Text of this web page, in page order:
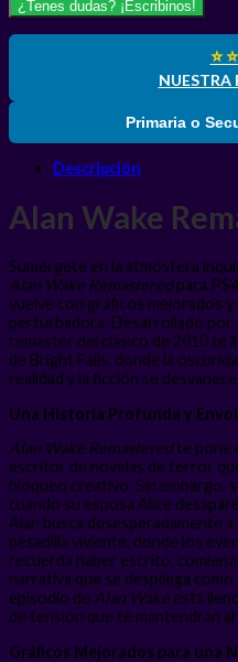
PS4
cantidad
¿Tenes dudas? ¡Escribinos!
⭐
NUESTRA
Primaria o
Descripción
Alan Wake
Sumérgete en la atmósfera
Alan Wake Remasteredpara
vuelve con gráficos mejorados
perturbadora. Desarrollado por
remaster del clásico de 2010 te
de Bright Falls, donde la
realidad y la ficción se desvanece.
Una Historia Profunda y
Alan Wake Remasteredte pone
escritor de novelas de terror
bloqueo creativo. Sin embargo,
cuando su esposa Alice
Alan busca desesperadamente
pesadilla viviente, donde los
recuerda haber escrito,
narrativa que se despliega
episodio de Alan Wake está
de tensión que te mantendrán
Gráficos Mejorados para una